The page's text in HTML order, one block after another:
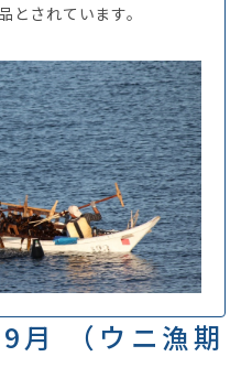
とされています。
（ウニ漁期